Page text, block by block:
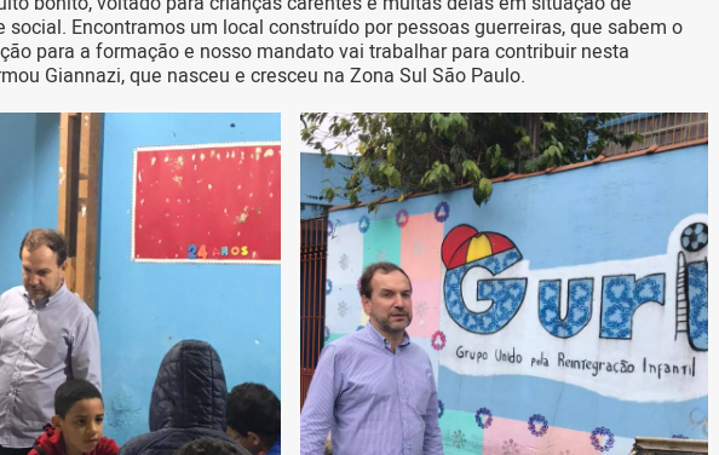
social. Encontramos um local construído por pessoas guerreiras, que sabem o
para a formação e nosso mandato vai trabalhar para contribuir nesta
Giannazi, que nasceu e cresceu na Zona Sul São Paulo.